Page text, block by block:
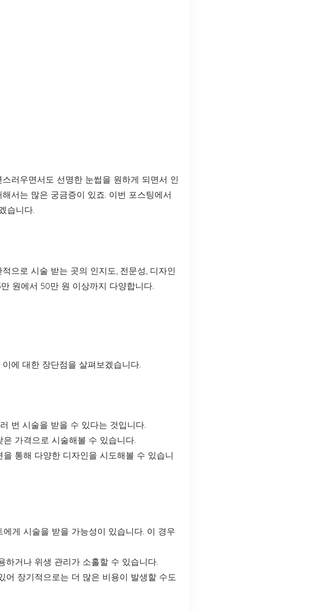
러우면서도 선명한 눈썹을 원하게 되면서 인
해서는 많은 궁금증이 있죠. 이번 포스팅에서
습니다.
으로 시술 받는 곳의 인지도, 전문성, 디자인
원에서 50만 원 이상까지 다양합니다.
에 대한 장단점을 살펴보겠습니다.
번 시술을 받을 수 있다는 것입니다.
가격으로 시술해볼 수 있습니다.
통해 다양한 디자인을 시도해볼 수 있습니
게 시술을 받을 가능성이 있습니다. 이 경우
하거나 위생 관리가 소홀할 수 있습니다.
어 장기적으로는 더 많은 비용이 발생할 수도